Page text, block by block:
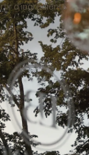
d'ingrédients